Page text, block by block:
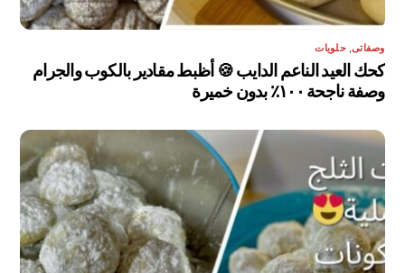
وصفاتى,حلويات
كحك العيد الناعم الدايب 🍪 أظبط مقادير بالكوب والجرام
وصفة ناجحة ١٠٠٪ بدون خميرة